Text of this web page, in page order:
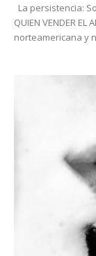
La persistencia:
QUIEN VENDER
norteamericana y